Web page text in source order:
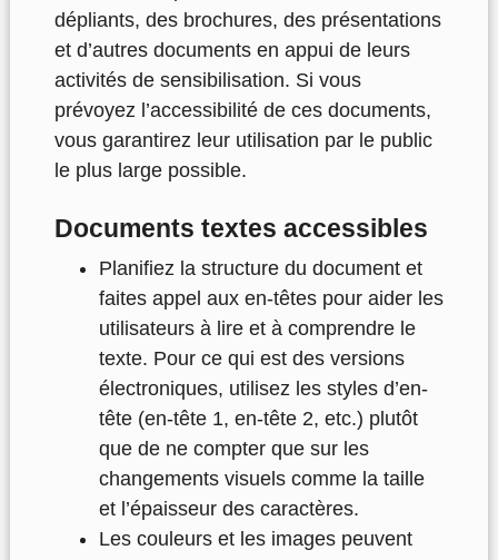
dépliants, des brochures, des présentations
et d’autres documents en appui de leurs
activités de sensibilisation. Si vous
prévoyez l’accessibilité de ces documents,
vous garantirez leur utilisation par le public
le plus large possible.
Documents textes accessibles
Planifiez la structure du document et
faites appel aux en-têtes pour aider les
utilisateurs à lire et à comprendre le
texte. Pour ce qui est des versions
électroniques, utilisez les styles d’en-
tête (en-tête 1, en-tête 2, etc.) plutôt
que de ne compter que sur les
changements visuels comme la taille
et l’épaisseur des caractères.
Les couleurs et les images peuvent